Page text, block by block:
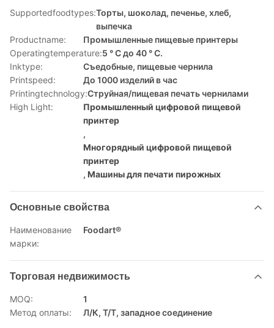
Supportedfoodtypes:Торты, шоколад, печенье, хлеб,
выпечка
Productname:
Промышленные пищевые принтеры
Operatingtemperature:5 ° C до 40 ° C.
Inktype:
Съедобные, пищевые чернила
Printspeed:
До 1000 изделий в час
Printingtechnology:Струйная/пищевая печать чернилами
High Light:
Промышленный цифровой пищевой
принтер
,
Многорядный цифровой пищевой
принтер
, Машины для печати пирожных
Основные свойства
Наименование
марки:
Foodart®
Торговая недвижимость
MOQ:
1
Метод оплаты:
Л/К, Т/Т, западное соединение